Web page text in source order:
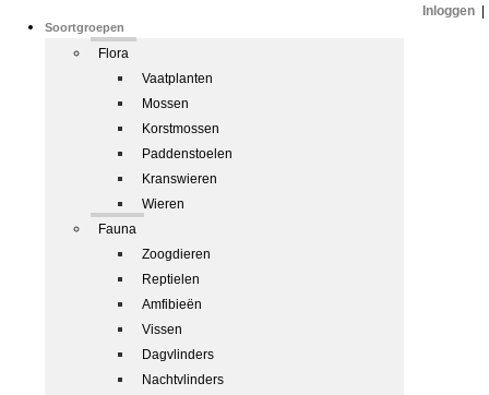
Soortgroepen
Flora
Vaatplanten
Mossen
Korstmossen
Paddenstoelen
Kranswieren
Wieren
Fauna
Zoogdieren
Reptielen
Amfibieën
Vissen
Dagvlinders
Nachtvlinders
Inloggen